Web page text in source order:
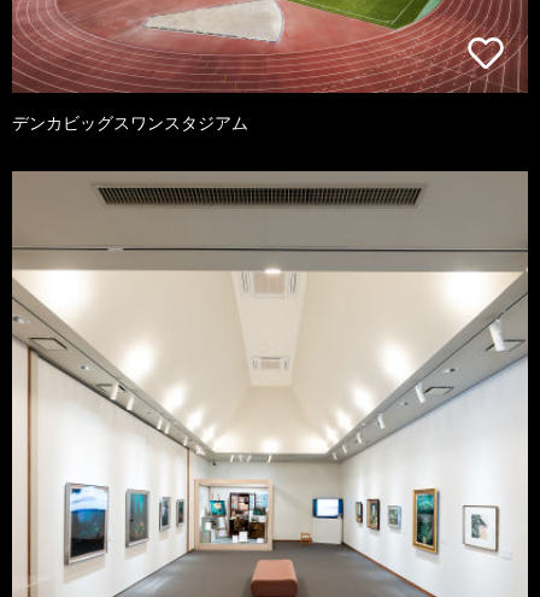
デンカビッグスワンスタジアム